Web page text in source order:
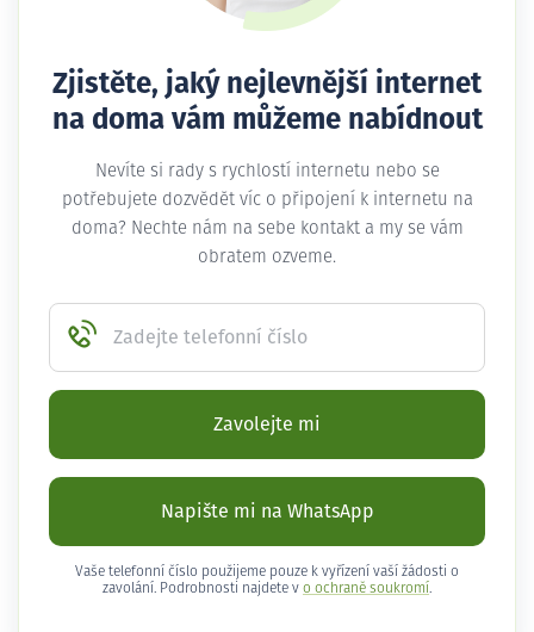
Zjistěte, jaký nejlevnější internet
na doma vám můžeme nabídnout
Nevíte si rady s rychlostí internetu nebo se
potřebujete dozvědět víc o připojení k internetu na
doma? Nechte nám na sebe kontakt a my se vám
obratem ozveme.
Zadejte telefonní číslo
Zavolejte mi
Napište mi na WhatsApp
Vaše telefonní číslo použijeme pouze k vyřízení vaší žádosti o
zavolání. Podrobnosti najdete v o ochraně soukromí .